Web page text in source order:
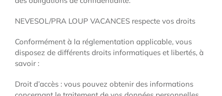
NEVESOL/PRA LOUP VACANCES respecte vos droits
Conformément à la réglementation applicable, vous
disposez de différents droits informatiques et libertés, à
savoir :
Droit d’accès : vous pouvez obtenir des informations